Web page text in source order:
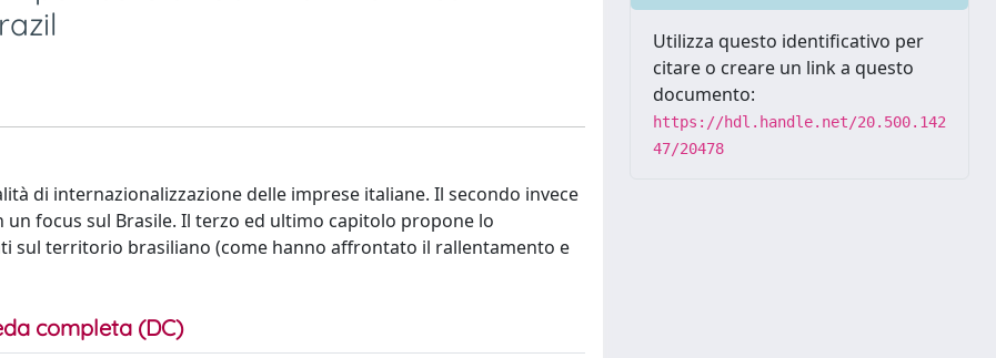
di internazionalizzazione delle imprese italiane. Il secondo invece
un focus sul Brasile. Il terzo ed ultimo capitolo propone lo
sul territorio brasiliano (come hanno affrontato il rallentamento e
completa (DC)
Utilizza questo identificativo per
citare o creare un link a questo
documento:
https://hdl.handle.net/20.500.142
47/20478